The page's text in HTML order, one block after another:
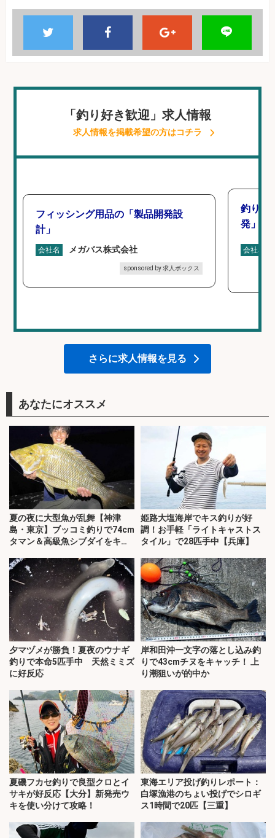
「釣り好き歓迎」求人情報
求人情報を掲載希望の方はコチラ
フィッシング用品の「製品開発設
計」
会社名 メガバス株式会社
sponsored by 求人ボックス
釣り好
発」/
会社名
さらに求人情報を見る
あなたにオススメ
夏の夜に大型魚が乱舞【神津
島・東京】ブッコミ釣りで74cm
タマン＆高級魚シブダイをキャ
姫路大塩海岸でキス釣りが好
調！お手軽「ライトキャストス
タイル」で28匹手中【兵庫】
夕マヅメが勝負！夏夜のウナギ
釣りで本命5匹手中 天然ミミズ
に好反応
岸和田沖一文字の落とし込み釣
りで43cmチヌをキャッチ！ 上
り潮狙いが的中か
夏磯フカセ釣りで良型クロとイ
サキが好反応【大分】新発売ウ
キを使い分けて攻略！
東海エリア投げ釣りレポート：
白塚漁港のちょい投げでシロギ
ス1時間で20匹【三重】